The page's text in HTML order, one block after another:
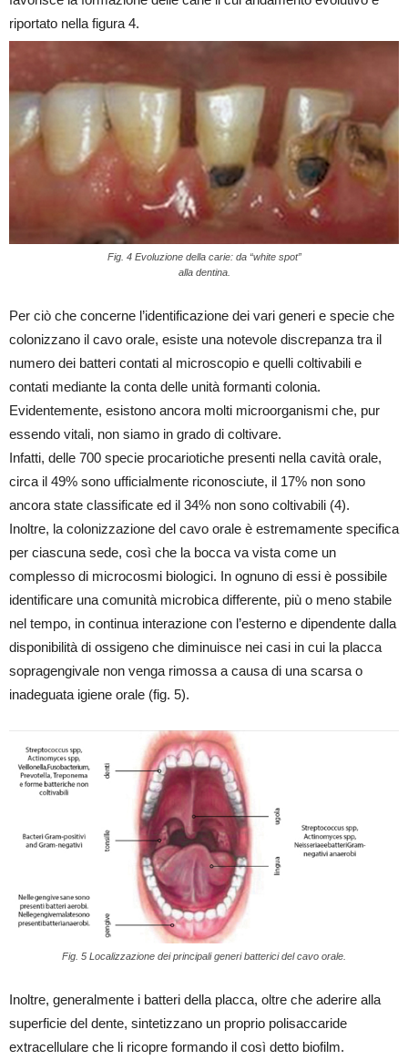
riportato nella figura 4.
Fig. 4 Evoluzione della carie: da “white spot”
alla dentina.
Per ciò che concerne l’identificazione dei vari generi e specie che
colonizzano il cavo orale, esiste una notevole discrepanza tra il
numero dei batteri contati al microscopio e quelli coltivabili e
contati mediante la conta delle unità formanti colonia.
Evidentemente, esistono ancora molti microorganismi che, pur
essendo vitali, non siamo in grado di coltivare.
Infatti, delle 700 specie procariotiche presenti nella cavità orale,
circa il 49% sono ufficialmente riconosciute, il 17% non sono
ancora state classificate ed il 34% non sono coltivabili (4).
Inoltre, la colonizzazione del cavo orale è estremamente specifica
per ciascuna sede, così che la bocca va vista come un
complesso di microcosmi biologici. In ognuno di essi è possibile
identificare una comunità microbica differente, più o meno stabile
nel tempo, in continua interazione con l’esterno e dipendente dalla
disponibilità di ossigeno che diminuisce nei casi in cui la placca
sopragengivale non venga rimossa a causa di una scarsa o
inadeguata igiene orale (fig. 5).
Fig. 5 Localizzazione dei principali generi batterici del cavo orale.
Inoltre, generalmente i batteri della placca, oltre che aderire alla
superficie del dente, sintetizzano un proprio polisaccaride
extracellulare che li ricopre formando il così detto biofilm.